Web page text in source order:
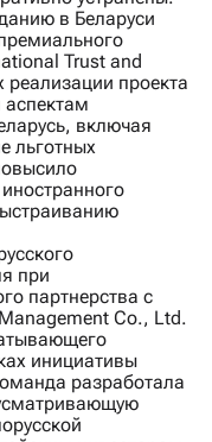
в Беларуси
Trust and
реализации проекта
включая
льготных
при
партнерства с
Co., Ltd.
инициативы
разработала